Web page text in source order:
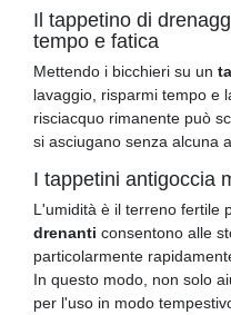
Il tappetino di
tempo e fatica
Mettendo i bicchieri su un
lavaggio, risparmi tempo e
risciacquo rimanente può
si asciugano senza alcuna
I tappetini antigoccia
L'umidità è il terreno fertile
drenanti consentono alle
particolarmente
In questo modo, non solo
per l'uso in modo